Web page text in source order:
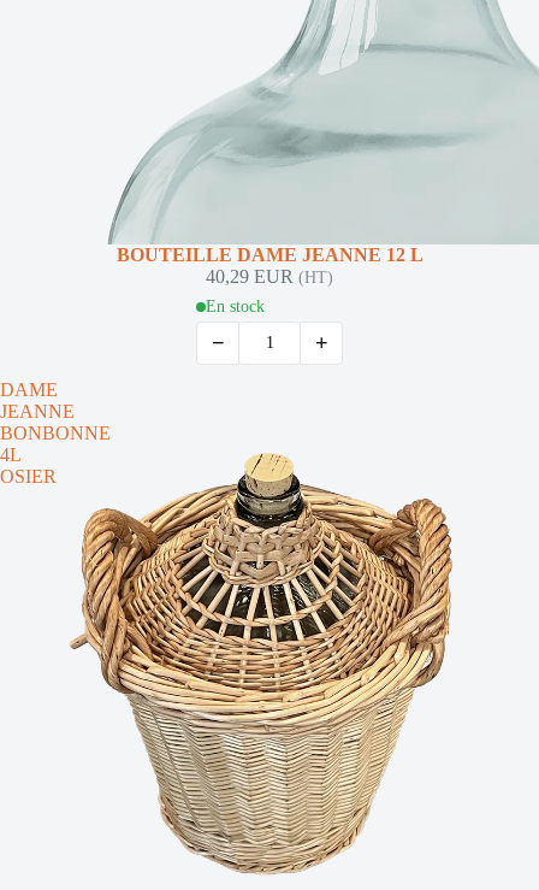
BOUTEILLE DAME JEANNE 12 L
40,29 EUR (HT)
En stock
− +
DAME
JEANNE
BONBONNE
4L
OSIER